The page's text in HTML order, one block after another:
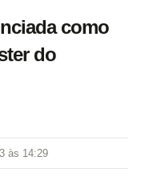
como
do
às 14:29